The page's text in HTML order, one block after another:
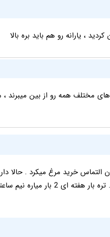
مختلف همه رو از بین میبرند
التماس خرید مرغ میکرد .